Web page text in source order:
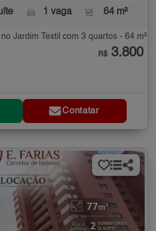
1 vaga 64 m²
Jardim Textil com 3 quartos - 64 m²
R$ 3.800
Contatar